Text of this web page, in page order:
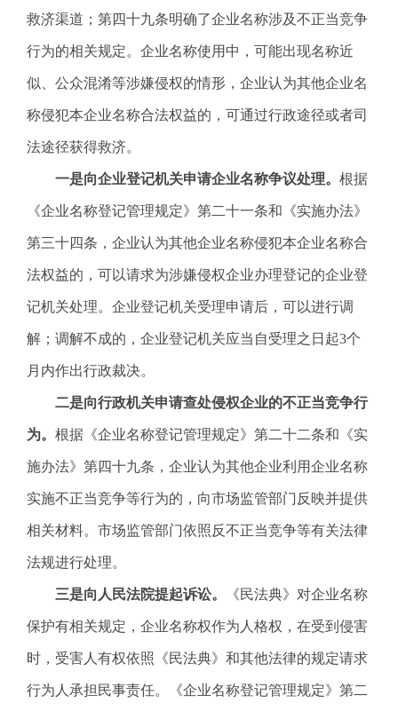
救济渠道；第四十九条明确了企业名称涉及不正当竞争
行为的相关规定。企业名称使用中，可能出现名称近
似、公众混淆等涉嫌侵权的情形，企业认为其他企业名
称侵犯本企业名称合法权益的，可通过行政途径或者司
法途径获得救济。
一是向企业登记机关申请企业名称争议处理。 根据
《企业名称登记管理规定》第二十一条和《实施办法》
第三十四条，企业认为其他企业名称侵犯本企业名称合
法权益的，可以请求为涉嫌侵权企业办理登记的企业登
记机关处理。企业登记机关受理申请后，可以进行调
解；调解不成的，企业登记机关应当自受理之日起3个
月内作出行政裁决。
二是向行政机关申请查处侵权企业的不正当竞争行
为。 根据《企业名称登记管理规定》第二十二条和《实
施办法》第四十九条，企业认为其他企业利用企业名称
实施不正当竞争等行为的，向市场监管部门反映并提供
相关材料。市场监管部门依照反不正当竞争等有关法律
法规进行处理。
三是向人民法院提起诉讼。 《民法典》对企业名称
保护有相关规定，企业名称权作为人格权，在受到侵害
时，受害人有权依照《民法典》和其他法律的规定请求
行为人承担民事责任。《企业名称登记管理规定》第二